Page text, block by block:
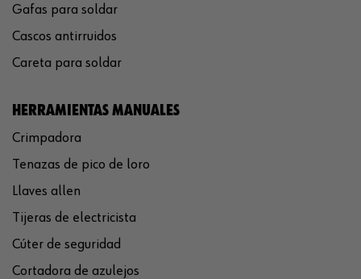
Gafas para soldar
Cascos antirruidos
Careta para soldar
HERRAMIENTAS MANUALES
Crimpadora
Tenazas de pico de loro
Llaves allen
Tijeras de electricista
Cúter de seguridad
Cortadora de azulejos